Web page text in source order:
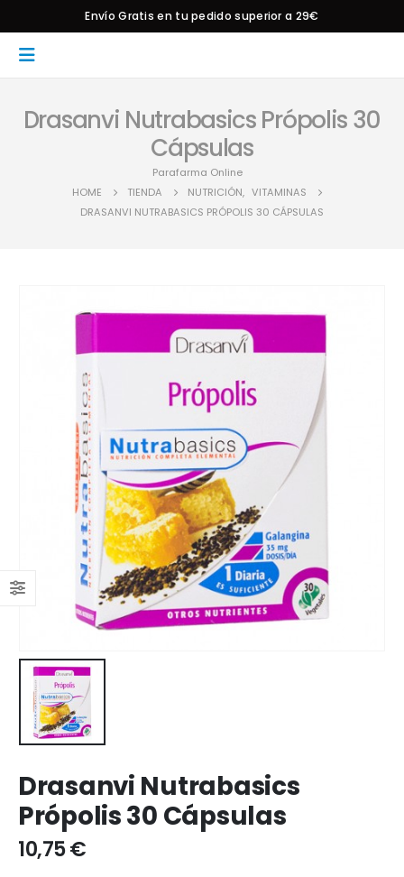
Envío Gratis en tu pedido superior a 29€
Drasanvi Nutrabasics Própolis 30
Cápsulas
Parafarma Online
HOME
TIENDA NUTRICIÓN, VITAMINAS
DRASANVI NUTRABASICS PRÓPOLIS 30 CÁPSULAS
Drasanvi Nutrabasics
Própolis 30 Cápsulas
10,75€